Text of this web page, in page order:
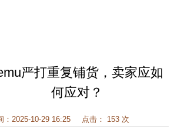
严打重复铺货，卖家应如
何应对？
：2025-10-29 16:25 点击： 153 次